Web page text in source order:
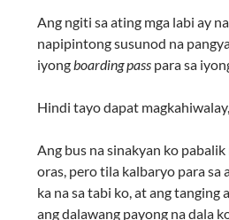
Ang ngiti sa ating mga labi ay
napipintong susunod na
iyongboarding pass para sa
Hindi tayo dapat
Ang bus na sinakyan ko
oras, pero tila kalbaryo para sa
ka na sa tabi ko, at ang tanging
ang dalawang payong na dala